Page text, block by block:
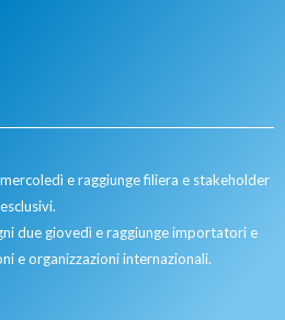
e raggiunge filiera e stakeholder
due giovedì e raggiunge importatori e
e organizzazioni internazionali.